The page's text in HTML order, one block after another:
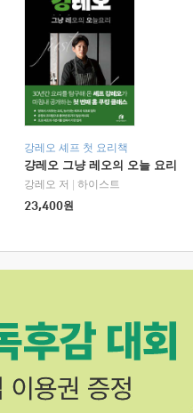
강레오 셰프 첫 요리책
걍레오 그냥 레오의 오늘 요리
강레오 저
하이스트
23,400원